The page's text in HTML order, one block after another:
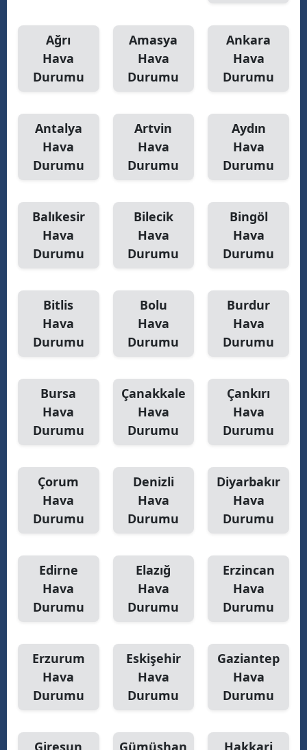
Tunceli
Şanlıurfa
Yozgat
Aksaray
Kırıkkale
Batman
Şırnak
Bartın
Ardahan
Iğdır
Yalova
Karabük
Kilis
Osmaniye
Ağrı
Hava
Durumu
Amasya
Hava
Durumu
Ankara
Hava
Durumu
Antalya
Hava
Durumu
Artvin
Hava
Durumu
Aydın
Hava
Durumu
Balıkesir
Hava
Durumu
Bilecik
Hava
Durumu
Bingöl
Hava
Durumu
Bitlis
Hava
Durumu
Bolu
Hava
Durumu
Burdur
Hava
Durumu
Bursa
Hava
Durumu
Çanakkale
Hava
Durumu
Çankırı
Hava
Durumu
Çorum
Hava
Durumu
Denizli
Hava
Durumu
Diyarbakır
Hava
Durumu
Edirne
Hava
Durumu
Elazığ
Hava
Durumu
Erzincan
Hava
Durumu
Erzurum
Hava
Durumu
Eskişehir
Hava
Durumu
Gaziantep
Hava
Durumu
Giresun Gümüşhan Hakkari